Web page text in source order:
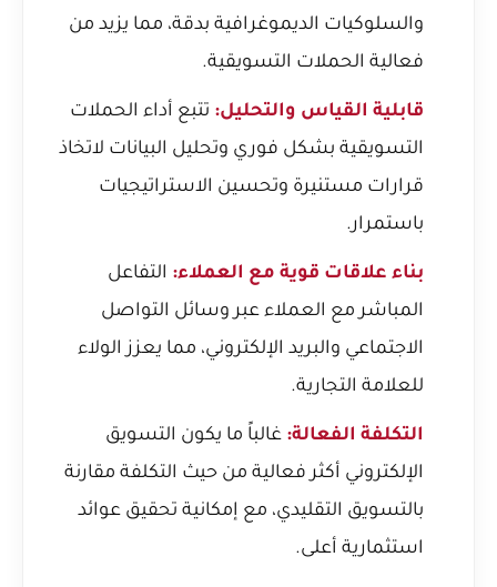
والسلوكيات الديموغرافية بدقة، مما يزيد من
فعالية الحملات التسويقية.
قابلية القياس والتحليل: تتبع أداء الحملات
التسويقية بشكل فوري وتحليل البيانات لاتخاذ
قرارات مستنيرة وتحسين الاستراتيجيات
باستمرار.
بناء علاقات قوية مع العملاء: التفاعل
المباشر مع العملاء عبر وسائل التواصل
الاجتماعي والبريد الإلكتروني، مما يعزز الولاء
للعلامة التجارية.
التكلفة الفعالة: غالباً ما يكون التسويق
الإلكتروني أكثر فعالية من حيث التكلفة مقارنة
بالتسويق التقليدي، مع إمكانية تحقيق عوائد
استثمارية أعلى.